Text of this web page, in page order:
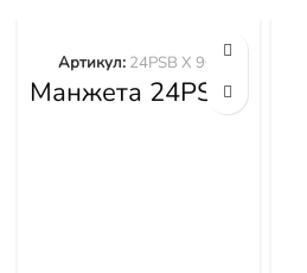
Манжета 24PSB
X 90″
Артикул: 24PSB X 90"